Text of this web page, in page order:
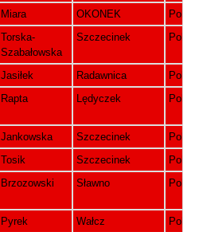
Miara OKONEK
Torska-
Szabałowska
Szczecinek
Jasiłek Radawnica
Rapta Lędyczek
Jankowska Szczecinek
Tosik Szczecinek
Brzozowski Sławno
Pyrek Wałcz